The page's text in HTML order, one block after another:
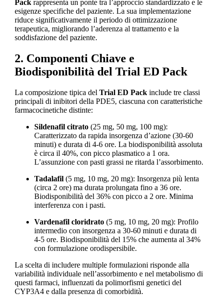
Packrappresenta un ponte tra l’approccio standardizzato e le
esigenze specifiche del paziente. La sua implementazione
riduce significativamente il periodo di ottimizzazione
terapeutica, migliorando l’aderenza al trattamento e la
soddisfazione del paziente.
2. Componenti Chiave e
Biodisponibilità del Trial ED Pack
La composizione tipica del Trial ED Packinclude tre classi
principali di inibitori della PDE5, ciascuna con caratteristiche
farmacocinetiche distinte:
Sildenafil citrato(25 mg, 50 mg, 100 mg):
Caratterizzato da rapida insorgenza d’azione (30-60
minuti) e durata di 4-6 ore. La biodisponibilità assoluta
è circa il 40%, con picco plasmatico a 1 ora.
L’assunzione con pasti grassi ne ritarda l’assorbimento.
Tadalafil(5 mg, 10 mg, 20 mg): Insorgenza più lenta
(circa 2 ore) ma durata prolungata fino a 36 ore.
Biodisponibilità del 36% con picco a 2 ore. Minima
interferenza con i pasti.
Vardenafil cloridrato(5 mg, 10 mg, 20 mg): Profilo
intermedio con insorgenza a 30-60 minuti e durata di
4-5 ore. Biodisponibilità del 15% che aumenta al 34%
con formulazione orodispersibile.
La scelta di includere multiple formulazioni risponde alla
variabilità individuale nell’assorbimento e nel metabolismo di
questi farmaci, influenzati da polimorfismi genetici del
CYP3A4 e dalla presenza di comorbidità.